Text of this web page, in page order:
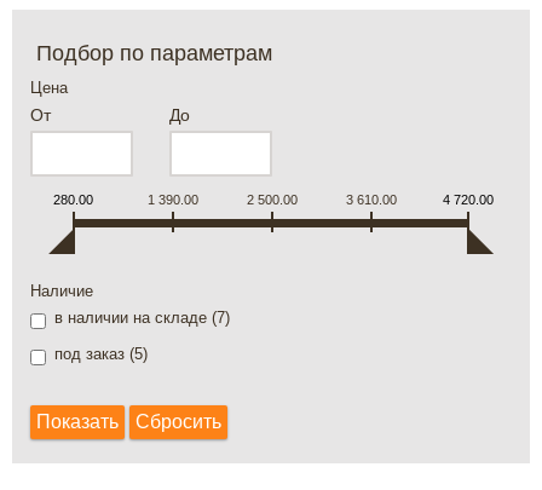
Подбор по параметрам
Цена
От До
280.00 1 390.00 2 500.00 3 610.00 4 720.00
Наличие
в наличии на складе (7)
под заказ (5)